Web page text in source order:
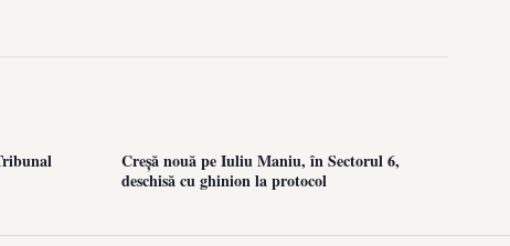
Creșă nouă pe Iuliu Maniu, în Sectorul 6,
deschisă cu ghinion la protocol